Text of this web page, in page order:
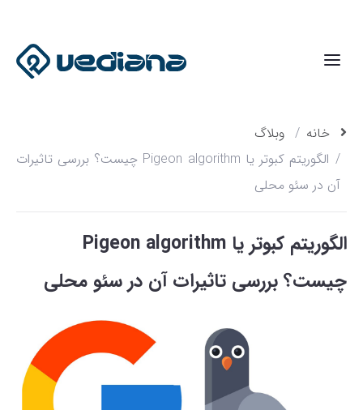
خانه
وبلاگ
الگوریتم کبوتر یا Pigeon algorithm چیست؟ بررسی تاثیرات
آن در سئو محلی
الگوریتم کبوتر یا Pigeon algorithm
چیست؟ بررسی تاثیرات آن در سئو محلی